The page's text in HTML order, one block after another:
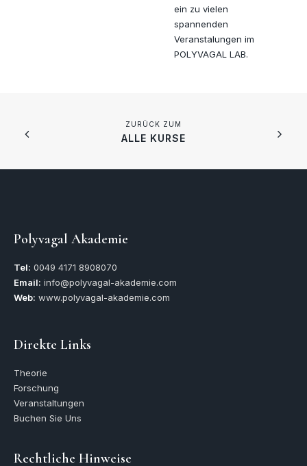
ein zu vielen
spannenden
Veranstalungen im
POLYVAGAL LAB.
ALLE KURSE
Polyvagal Akademie
Tel: 0049 4171 8908070
Email: info@polyvagal-akademie.com
Web: www.polyvagal-akademie.com
Direkte Links
Theorie
Forschung
Veranstaltungen
Buchen Sie Uns
Rechtliche Hinweise